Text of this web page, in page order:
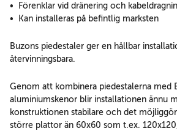
• Förenklar vid dränering och
• Kan installeras på befintlig marksten
Buzons piedestaler ger en hållbar
återvinningsbara.
Genom att kombinera piedestalerna med
aluminiumskenor blir installationen ännu
konstruktionen stabilare och det
större plattor än 60x60 som t.ex.